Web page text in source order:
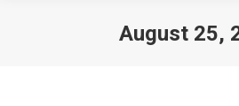
August 25,